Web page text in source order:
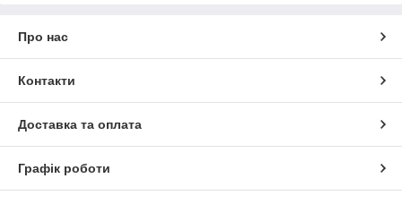
Про нас
Контакти
Доставка та оплата
Графік роботи